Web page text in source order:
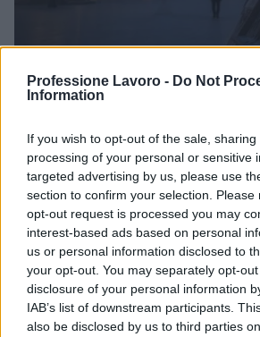
Professione Lavoro - Do Not
Information
If you wish to opt-out of the sale,
processing of your personal or sensitive
targeted advertising by us, please use
section to confirm your selection.
opt-out request is processed you may
interest-based ads based on personal
us or personal information disclosed to
your opt-out. You may separately opt-
disclosure of your personal information
IAB’s list of downstream participants.
also be disclosed by us to third parties
70° anniversario della tragedia di
e riflessioni
Andrea Innocenti · 9 Ago 2026
BREAKING NEWS